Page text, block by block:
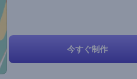
今すぐ制作